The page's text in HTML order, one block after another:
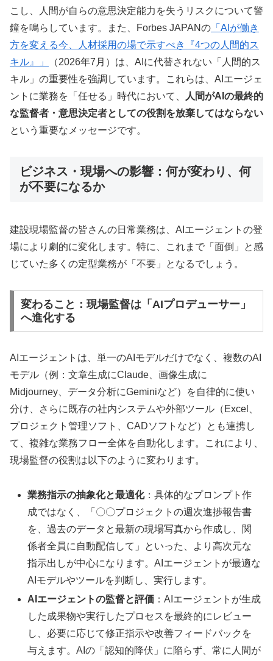
こし、人間が自らの意思決定能力を失うリスクについて警
鐘を鳴らしています。また、Forbes JAPANの 「AIが働き
方を変える今、人材採用の場で示すべき『4つの人間的ス
キル』」
（2026年7月）は、AIに代替されない「人間的ス
キル」の重要性を強調しています。これらは、AIエージェ
ントに業務を「任せる」時代において、
人間がAIの最終的
な監督者・意思決定者としての役割を放棄してはならない
という重要なメッセージです。
ビジネス・現場への影響：何が変わり、何
が不要になるか
建設現場監督の皆さんの日常業務は、AIエージェントの登
場により劇的に変化します。特に、これまで「面倒」と感
じていた多くの定型業務が「不要」となるでしょう。
変わること：現場監督は「AIプロデューサー」
へ進化する
AIエージェントは、単一のAIモデルだけでなく、複数のAI
モデル（例：文章生成にClaude、画像生成に
Midjourney、データ分析にGeminiなど）を自律的に使い
分け、さらに既存の社内システムや外部ツール（Excel、
プロジェクト管理ソフト、CADソフトなど）とも連携し
て、複雑な業務フロー全体を自動化します。これにより、
現場監督の役割は以下のように変わります。
業務指示の抽象化と最適化：具体的なプロンプト作
成ではなく、「〇〇プロジェクトの週次進捗報告書
を、過去のデータと最新の現場写真から作成し、関
係者全員に自動配信して」といった、より高次元な
指示出しが中心になります。AIエージェントが最適な
AIモデルやツールを判断し、実行します。
AIエージェントの監督と評価 ：AIエージェントが生成
した成果物や実行したプロセスを最終的にレビュー
し、必要に応じて修正指示や改善フィードバックを
与えます。AIの「認知的降伏」に陥らず、常に人間が